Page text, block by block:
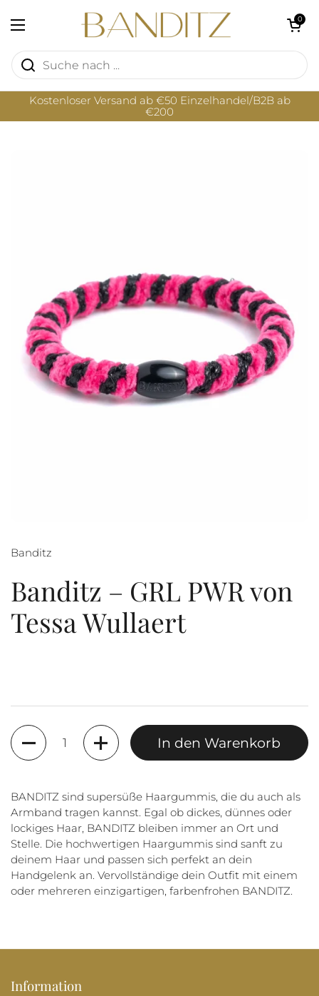
Menü öffnen
Warenkorb
0
Kostenloser Versand ab €50 Einzelhandel/B2B ab
€200
Banditz
Banditz – GRL PWR von
Tessa Wullaert
Anzahl
In den Warenkorb
BANDITZ sind supersüße Haargummis, die du auch als
Armband tragen kannst. Egal ob dickes, dünnes oder
lockiges Haar, BANDITZ bleiben immer an Ort und
Stelle. Die hochwertigen Haargummis sind sanft zu
deinem Haar und passen sich perfekt an dein
Handgelenk an. Vervollständige dein Outfit mit einem
oder mehreren einzigartigen, farbenfrohen BANDITZ.
Information